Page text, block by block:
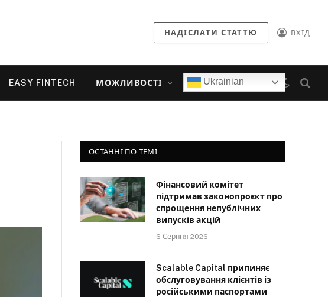
НАДІСЛАТИ СТАТТЮ ВХІД
EASY FINTECH МОЖЛИВОСТІ Ukrainian
ОСТАННІ ПО ТЕМІ
Фінансовий комітет
підтримав законопроєкт про
спрощення непублічних
випусків акцій
6 Серпня 2026
Scalable Capital припиняє
обслуговування клієнтів із
російськими паспортами